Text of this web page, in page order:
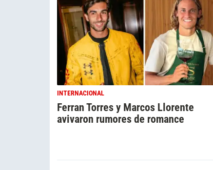
INTERNACIONAL
Ferran Torres y Marcos Llorente
avivaron rumores de romance